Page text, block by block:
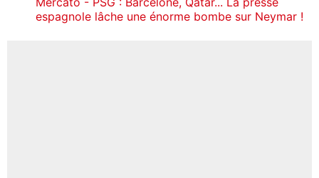
espagnole lâche une énorme bombe sur Neymar !